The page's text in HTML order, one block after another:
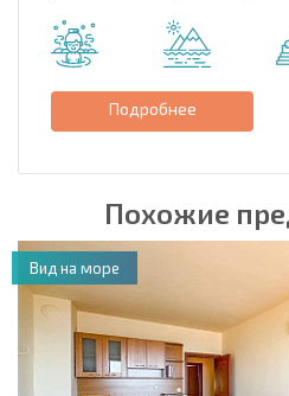
Подробнее
Похожие
Вид на море